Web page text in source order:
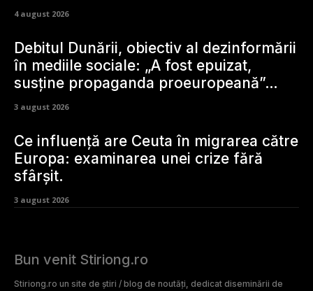
4 august 2026
Debitul Dunării, obiectiv al dezinformării
în mediile sociale: „A fost epuizat,
susține propaganda proeuropeană”…
3 august 2026
Ce influență are Ceuta în migrarea către
Europa: examinarea unei crize fără
sfârșit.
3 august 2026
Bun venit Stiriong.ro
Stiriong.ro un site de știri / blog de noutăți, dedicat diseminării de